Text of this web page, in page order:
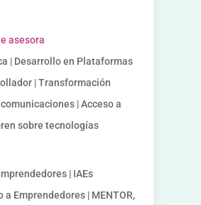
asesora
| Desarrollo en Plataformas
| Transformación
| Acceso a
sobre tecnologías
| IAEs
Emprendedores | MENTOR,